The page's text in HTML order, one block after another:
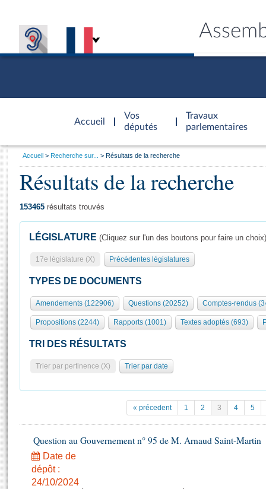
Accueil
d'accueil
Vos
députés
Travaux
parlementaires
Présidence
577 députés
Groupes politiques
Séance publique
Commissions et autres organes
Europe et International
Pétitions
Projets de loi
Propositions de loi
Amendements
Textes adoptés
Général
Rôle et pouvoirs de l'Assemblée
Organisation de l'Assemblée
Présidence Conférence des Présidents Bureau Collège des
Statistiques et chiffres clés
Documents de référence
( Constitution | Règlement de l'Assemblée ... )
Histoire
Juniors
Visiter l'Assemblée
Visite virtuelle du palais Bourbon
Assister à une séance
Contacts et plan d'accès
Photos libres de droit
Vous
Accueil Recherche sur... Résultats de la recherche
Résultats de la recherche
153465 résultats trouvés
LÉGISLATURE (Cliquez sur l'un des boutons pour faire un choix)
17e législature (X) Précédentes législatures
TYPES DE DOCUMENTS
Amendements (122906) Questions (20252) Comptes-rendus
Propositions (2244) Rapports (1001) Textes adoptés (693)
TRI DES RÉSULTATS
Trier par pertinence (X) Trier par date
« précedent 1 2 3 4 5
Question au Gouvernement n° 95 de M. Arnaud Saint-Martin
Date de
dépôt :
24/10/2024